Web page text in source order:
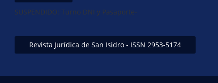
SUSPENDIDO: Turno DNI y Pasaporte-
Revista Jurídica de San Isidro - ISSN 2953-5174